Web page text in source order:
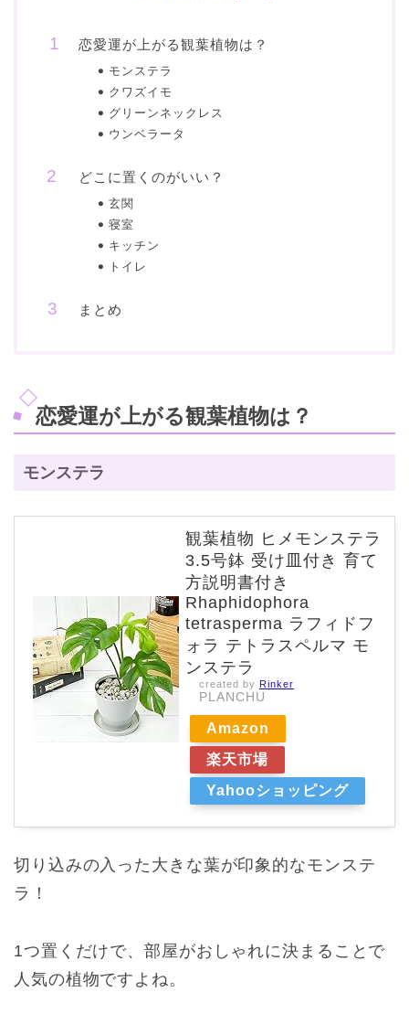
恋愛運が上がる観葉植物は？
モンステラ
クワズイモ
グリーンネックレス
ウンベラータ
どこに置くのがいい？
玄関
寝室
キッチン
トイレ
まとめ
恋愛運が上がる観葉植物は？
モンステラ
観葉植物 ヒメモンステラ
3.5号鉢 受け皿付き 育て
方説明書付き
Rhaphidophora
tetrasperma ラフィドフ
ォラ テトラスペルマ モ
ンステラ
created by Rinker
PLANCHU
Amazon
楽天市場
Yahooショッピング
切り込みの入った大きな葉が印象的なモンステ
ラ！
1つ置くだけで、部屋がおしゃれに決まることで
人気の植物ですよね。